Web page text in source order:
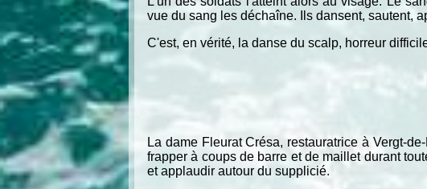
vue du sang les déchaîne. Ils dansent, sautent,
C'est, en vérité, la danse du scalp, horreur
La dame Fleurat Crésa, restauratrice à Vergt-
frapper à coups de barre et de maillet durant
et applaudir autour du supplicié.